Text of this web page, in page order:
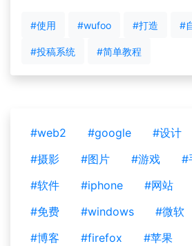
#使用 #wufoo #打造 #
#投稿系统 #简单教程
#web2 #google #设计
#摄影
#图片 #游戏 #
#软件
#iphone #网站
#免费
#windows #微软
#博客
#firefox #苹果